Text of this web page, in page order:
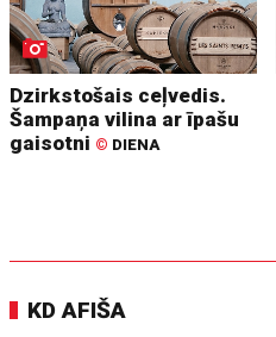
Dzirkstošais ceļvedis.
Šampaņa vilina ar īpašu
gaisotni © DIENA
KD AFIŠA